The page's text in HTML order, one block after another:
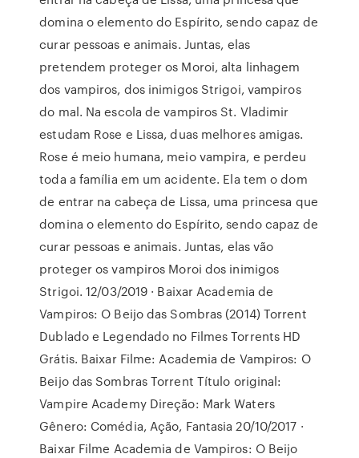
domina o elemento do Espírito, sendo capaz de
curar pessoas e animais. Juntas, elas
pretendem proteger os Moroi, alta linhagem
dos vampiros, dos inimigos Strigoi, vampiros
do mal. Na escola de vampiros St. Vladimir
estudam Rose e Lissa, duas melhores amigas.
Rose é meio humana, meio vampira, e perdeu
toda a família em um acidente. Ela tem o dom
de entrar na cabeça de Lissa, uma princesa que
domina o elemento do Espírito, sendo capaz de
curar pessoas e animais. Juntas, elas vão
proteger os vampiros Moroi dos inimigos
Strigoi. 12/03/2019 · Baixar Academia de
Vampiros: O Beijo das Sombras (2014) Torrent
Dublado e Legendado no Filmes Torrents HD
Grátis. Baixar Filme: Academia de Vampiros: O
Beijo das Sombras Torrent Título original:
Vampire Academy Direção: Mark Waters
Gênero: Comédia, Ação, Fantasia 20/10/2017 ·
Baixar Filme Academia de Vampiros: O Beijo